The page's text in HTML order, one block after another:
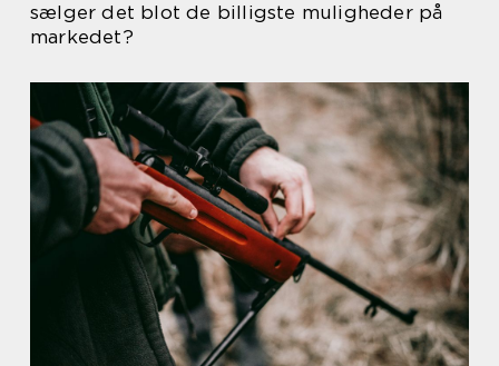
sælger det blot de billigste muligheder på
markedet?